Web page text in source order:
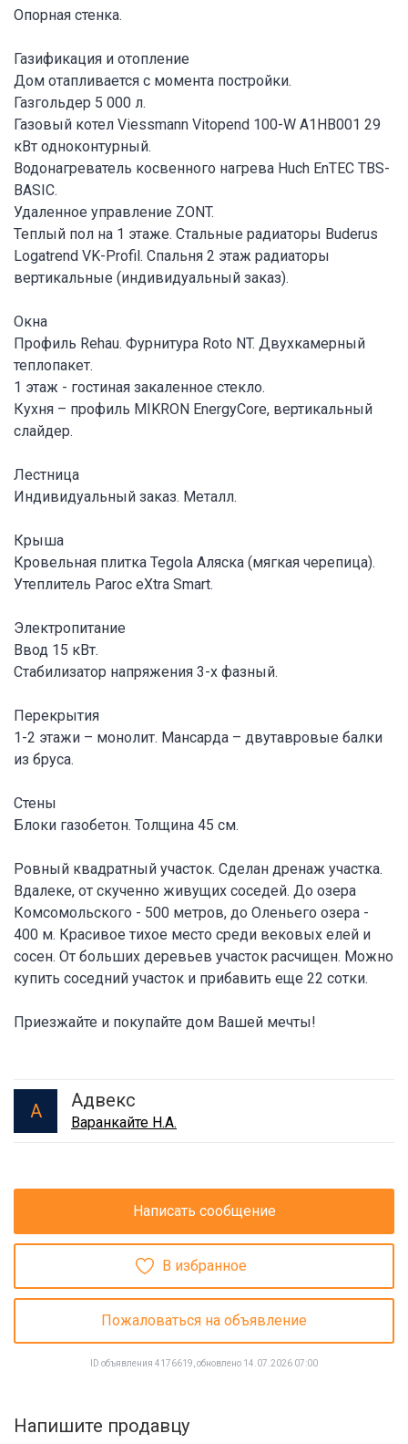
Опорная стенка.
Газификация и отопление
Дом отапливается с момента постройки.
Газгольдер 5 000 л.
Газовый котел Viessmann Vitopend 100-W A1HB001 29
кВт одноконтурный.
Водонагреватель косвенного нагрева Huch EnTEC TBS-
BASIC.
Удаленное управление ZONT.
Теплый пол на 1 этаже. Стальные радиаторы Buderus
Logatrend VK-Profil. Спальня 2 этаж радиаторы
вертикальные (индивидуальный заказ).
Окна
Профиль Rehau. Фурнитура Roto NT. Двухкамерный
теплопакет.
1 этаж - гостиная закаленное стекло.
Кухня – профиль MIKRON EnergyCore, вертикальный
слайдер.
Лестница
Индивидуальный заказ. Металл.
Крыша
Кровельная плитка Tegola Аляска (мягкая черепица).
Утеплитель Paroc eXtra Smart.
Электропитание
Ввод 15 кВт.
Стабилизатор напряжения 3-х фазный.
Перекрытия
1-2 этажи – монолит. Мансарда – двутавровые балки
из бруса.
Стены
Блоки газобетон. Толщина 45 см.
Ровный квадратный участок. Сделан дренаж участка.
Вдалеке, от скученно живущих соседей. До озера
Комсомольского - 500 метров, до Оленьего озера -
400 м. Красивое тихое место среди вековых елей и
сосен. От больших деревьев участок расчищен. Можно
купить соседний участок и прибавить еще 22 сотки.
Приезжайте и покупайте дом Вашей мечты!
А Адвекс
Варанкайте Н.А.
Написать сообщение
В избранное
Пожаловаться на объявление
ID объявления 4176619, обновлено 14.07.2026 07:00
Напишите продавцу